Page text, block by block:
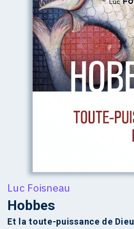
Luc Foisneau
Hobbes
Et la toute-puissance de Dieu